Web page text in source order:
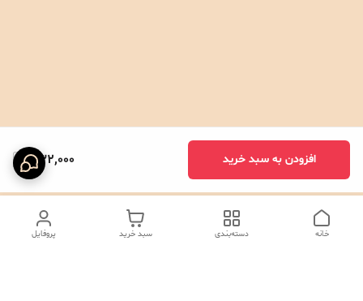
332,000 افزودن به سبد خرید
پروفایل سبد خرید دسته‌بندی خانه